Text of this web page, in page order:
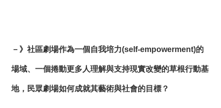
－》社區劇場作為一個自我培力(self-empowerment)的
場域、一個捲動更多人理解與支持現實改變的草根行動基
地，民眾劇場如何成就其藝術與社會的目標？